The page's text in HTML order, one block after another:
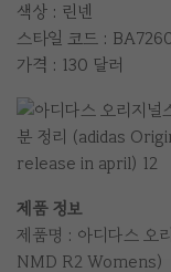
색상 : 린넨
스타일 코드 :
가격 : 130 달러
제품 정보
제품명 : 아디다스 오
NMD R2 Womens)